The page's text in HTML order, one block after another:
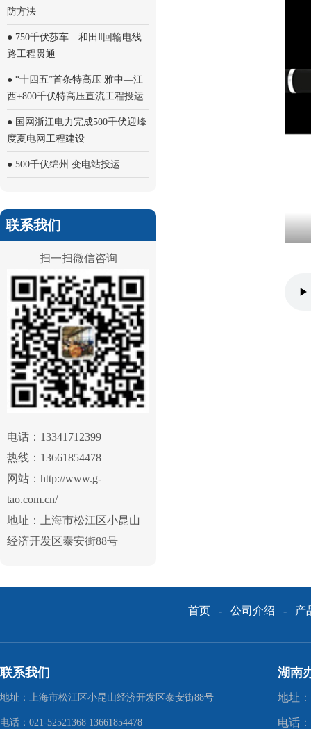
防方法
● 750千伏莎车—和田Ⅱ回输电线
路工程贯通
● “十四五”首条特高压 雅中—江
西±800千伏特高压直流工程投运
● 国网浙江电力完成500千伏迎峰
度夏电网工程建设
● 500千伏绵州 变电站投运
联系我们
扫一扫微信咨询
电话：13341712399
热线：13661854478
网站：http://www.g-
tao.com.cn/
地址：上海市松江区小昆山
经济开发区泰安街88号
首页 - 公司介绍 - 产
联系我们
地址：上海市松江区小昆山经济开发区泰安街88号
电话：021-52521368 13661854478
湖南
地址
电话